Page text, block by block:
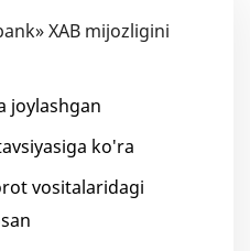
XAB mijozligini
joylashgan
ko'ra
vositalaridagi